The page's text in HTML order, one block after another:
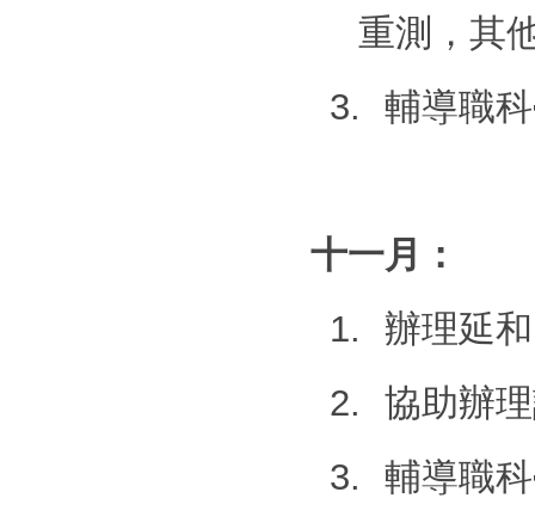
重測，其
3. 輔導職
十一月：
1. 辦理延
2. 協助辦
3. 輔導職